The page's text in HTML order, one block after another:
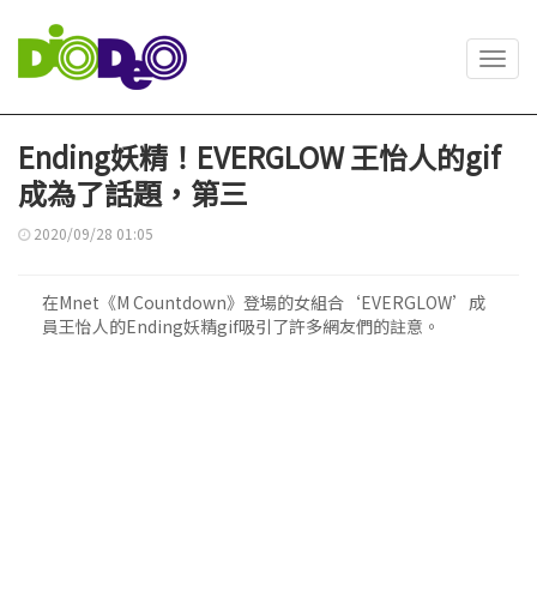
Ending妖精！EVERGLOW 王怡人的gif
成為了話題，第三
2020/09/28 01:05
在Mnet《M Countdown》登場的女組合‘EVERGLOW’成
員王怡人的Ending妖精gif吸引了許多網友們的註意。